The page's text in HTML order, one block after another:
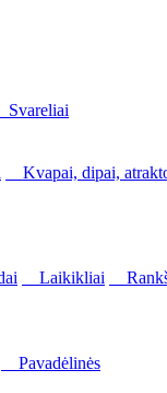
Svareliai
Kvapai, dipai,
Laikikliai
Pavadėlinės